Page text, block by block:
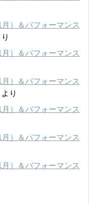
）＆パフォーマンス
）＆パフォーマンス
）＆パフォーマンス
より
）＆パフォーマンス
）＆パフォーマンス
）＆パフォーマンス